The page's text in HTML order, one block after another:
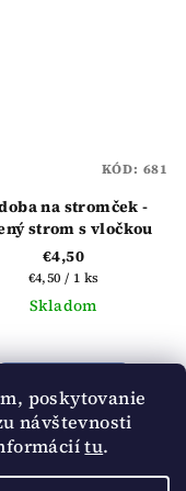
poskytovanie
návštevnosti
tu.
na stromček -
strom s vločkou
€4,50
Jednotková
cena:
€4,50 / 1 ks
Skladom
Do košíka
KÓD: 681